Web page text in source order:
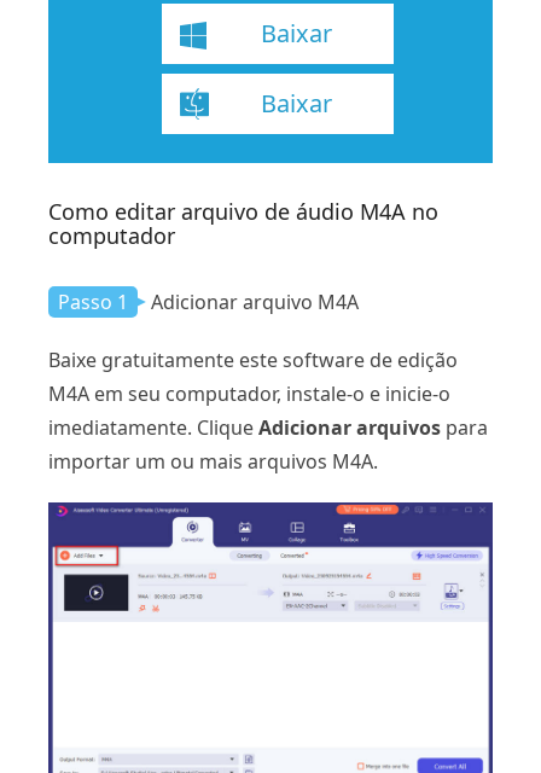
Baixar
Baixar
Como editar arquivo de áudio M4A no
computador
Passo 1 Adicionar arquivo M4A
Baixe gratuitamente este software de edição
M4A em seu computador, instale-o e inicie-o
imediatamente. CliqueAdicionar arquivos para
importar um ou mais arquivos M4A.